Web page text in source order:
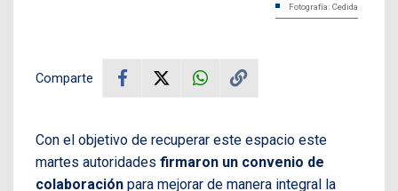
Fotografía: Cedida
Comparte
Con el objetivo de recuperar este espacio este
martes autoridades firmaron un convenio de
colaboración para mejorar de manera integral la